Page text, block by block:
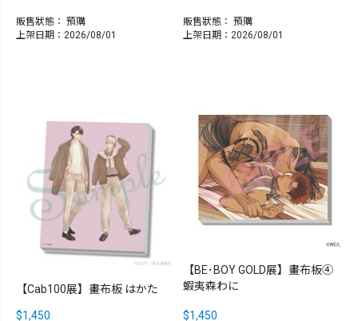
販售狀態： 預購
上架日期：2026/08/01
販售狀態： 預購
上架日期：2026/08/01
【Cab100展】畫布板 はかた
$1,450
【BE･BOY GOLD展】畫布板④
蝦夷森わに
$1,450